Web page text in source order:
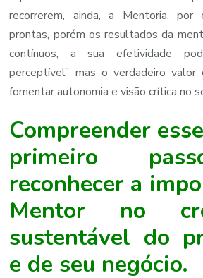
recorrerem, ainda, a Mentoria, por
prontas, porém os resultados da
contínuos, a sua efetividade
perceptível” mas o verdadeiro
fomentar autonomia e visão crítica no
Compreender
primeiro
reconhecer a
Mentor no
sustentável do
e de seu negócio.